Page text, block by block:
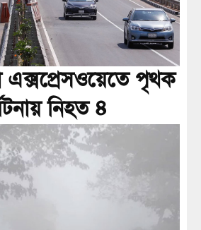
এক্সপ্রেসওয়েতে পৃথক
নিহত ৪